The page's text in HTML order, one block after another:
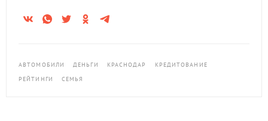
АВТОМОБИЛИ ДЕНЬГИ КРАСНОДАР
КРЕДИТОВАНИЕ
РЕЙТИНГИ
СЕМЬЯ